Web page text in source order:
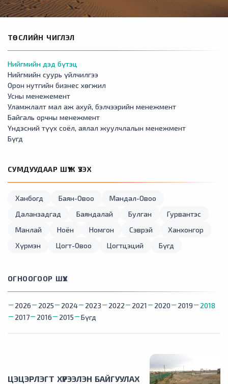
ЦЭЦЭРЛЭГТ ХҮРЭЭЛЭН БАЙГУУЛАХ
ТӨСЛИЙН ЧИГЛЭЛ
Нийгмийн дэд бүтэц
Нийгмийн суурь үйлчилгээ
Орон нутгийн бизнес хөгжил
Усны менежемент
Уламжлалт мал аж ахуй, бэлчээрийн менежмент
Байгаль орчны менежмент
Үндэсний түүх соёл, аялал жуулчлалын менежмент
Бүгд
СУМДУУДААР ШҮҮЖ ҮЗЭХ
Ханбогд Баян-Овоо
Мандал-Овоо
Даланзадгад
Баяндалай Булган
Гурвантэс
Манлай
Ноён Номгон Сэврэй
Ханхонгор
Хүрмэн
Цогт-Овоо Цогтцэций Бүгд
ОГНООГООР ШҮҮХ
2026 2025 2024 2023 2022 2021 2020 2019
2018
2017
2016 2015 Бүгд